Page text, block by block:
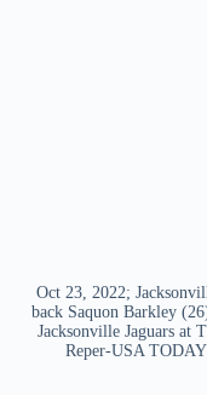
Oct 23, 2022;
back Saquon Barkley
Jacksonville Jaguars at
Reper-USA